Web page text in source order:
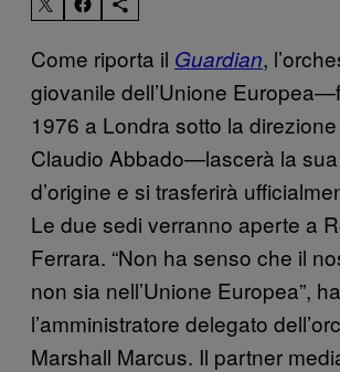
Come riporta il Guardian,
giovanile dell’Unione
1976 a Londra sotto la direzione
Claudio Abbado—lascerà la
d’origine e si trasferirà
Le due sedi verranno aperte a
Ferrara. “Non ha senso che il
non sia nell’Unione Europea”,
l’amministratore delegato
Marshall Marcus. Il partner